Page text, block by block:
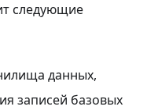
следующие
данных,
записей базовых